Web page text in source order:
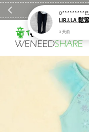
滿$1990送日亞
您的購物
D*********
LIRJ.LA 鬆
3 天前